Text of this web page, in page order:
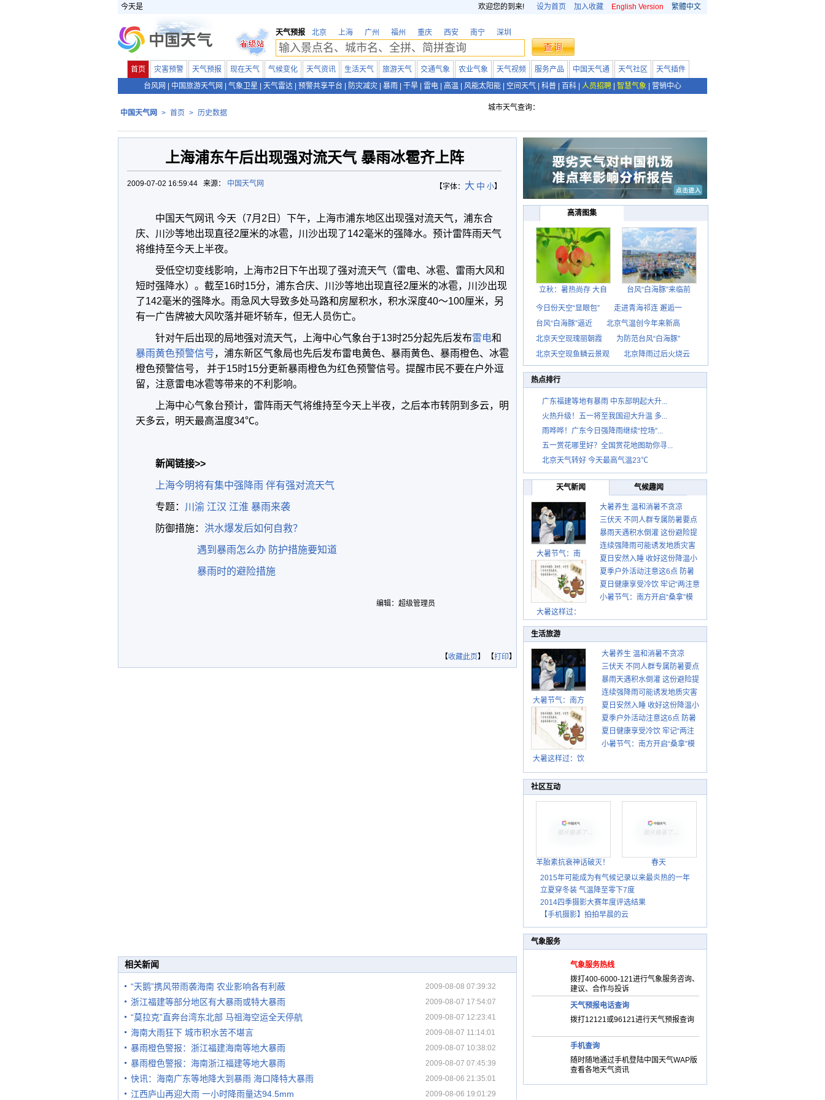
今天是 欢迎您的到来! 设为首页 加入收藏 English Version 繁體中文
天气预报 北京 上海 广州 福州 重庆 西安 南宁 深圳
首页 灾害预警 天气预报 现在天气 气候变化 天气资讯 生活天气 旅游天气 交通气象 农业气象 天气视频 服务产品 中国天气通 天气社区
天气插件
台风网
中国旅游天气网 气象卫星 天气雷达 预警共享平台 防灾减灾 暴雨 干旱 雷电 高温 风能太阳能 空间天气 科普 百科 人员招聘 智慧气象 营销中心
中国天气网 > 首页 > 历史数据
城市天气查询：
上海浦东午后出现强对流天气 暴雨冰雹齐上阵
【字体： 大 中 小】
2009-07-02 16:59:44 来源： 中国天气网
中国天气网讯 今天（7月2日）下午，上海市浦东地区出现强对流天气，浦东合
庆、川沙等地出现直径2厘米的冰雹，川沙出现了142毫米的强降水。预计雷阵雨天气
将维持至今天上半夜。
受低空切变线影响，上海市2日下午出现了强对流天气（雷电、冰雹、雷雨大风和
短时强降水）。截至16时15分，浦东合庆、川沙等地出现直径2厘米的冰雹，川沙出现
了142毫米的强降水。雨急风大导致多处马路和房屋积水，积水深度40～100厘米，另
有一广告牌被大风吹落并砸坏轿车，但无人员伤亡。
针对午后出现的局地强对流天气，上海中心气象台于13时25分起先后发布雷电和
暴雨黄色预警信号，浦东新区气象局也先后发布雷电黄色、暴雨黄色、暴雨橙色、冰雹
橙色预警信号， 并于15时15分更新暴雨橙色为红色预警信号。提醒市民不要在户外逗
留，注意雷电冰雹等带来的不利影响。
上海中心气象台预计，雷阵雨天气将维持至今天上半夜，之后本市转阴到多云，明
天多云，明天最高温度34℃。
新闻链接>>
上海今明将有集中强降雨 伴有强对流天气
专题： 川渝 江汉 江淮 暴雨来袭
防御措施： 洪水爆发后如何自救？
遇到暴雨怎么办 防护措施要知道
暴雨时的避险措施
编辑：超级管理员
【收藏此页】 【打印】
相关新闻
“天鹅”携风带雨袭海南 农业影响各有利蔽 2009-08-08 07:39:32
浙江福建等部分地区有大暴雨或特大暴雨 2009-08-07 17:54:07
“莫拉克”直奔台湾东北部 马祖海空运全天停航 2009-08-07 12:23:41
海南大雨狂下 城市积水苦不堪言 2009-08-07 11:14:01
暴雨橙色警报：浙江福建海南等地大暴雨 2009-08-07 10:38:02
暴雨橙色警报：海南浙江福建等地大暴雨 2009-08-07 07:45:39
快讯：海南广东等地降大到暴雨 海口降特大暴雨 2009-08-06 21:35:01
江西庐山再迎大雨 一小时降雨量达94.5mm 2009-08-06 19:01:29
高清图集
立秋：暑热尚存 大自 台风“白海豚”来临前
今日份天空“显眼包”
走进青海祁连 邂逅一
台风“白海豚”逼近
北京气温创今年来新高
北京天空现瑰丽朝霞
为防范台风“白海豚”
北京天空现鱼鳞云景观
北京降雨过后火烧云
热点排行
广东福建等地有暴雨 中东部明起大升...
火热升级！五一将至我国迎大升温 多...
雨哗哗！广东今日强降雨继续“控场”...
五一赏花哪里好？全国赏花地图助你寻...
北京天气转好 今天最高气温23℃
天气新闻 气候趣闻
大暑节气：南
大暑这样过：
大暑养生 温和消暑不贪凉
三伏天 不同人群专属防暑要点
请收好
暴雨天遇积水倒灌 这份避险提
示请收好
连续强降雨可能诱发地质灾害
这些前兆要知道
夏日安然入睡 收好这份降温小
贴士
夏季户外活动注意这6点 防暑
健身两不误
夏日健康享受冷饮 牢记“两注意
一控制”
小暑节气：南方开启“桑拿”模
生活旅游
大暑节气：南方
暑热盛行防伏旱
北方雨季陆续开
启
大暑这样过：饮
湿热保健康
大暑养生 温和消暑不贪凉
三伏天 不同人群专属防暑要点
请收好
暴雨天遇积水倒灌 这份避险提
示请收好
连续强降雨可能诱发地质灾害
这些前兆要知道
夏日安然入睡 收好这份降温小
贴士
夏季户外活动注意这6点 防暑
健身两不误
夏日健康享受冷饮 牢记“两注
意一控制”
小暑节气：南方开启“桑拿”模
社区互动
羊胎素抗衰神话破灭！
春天
2015年可能成为有气候记录以来最炎热的一年
立夏穿冬装 气温降至零下7度
2014四季摄影大赛年度评选结果
【手机摄影】拍拍早晨的云
气象服务
气象服务热线
拨打400-6000-121进行气象服务咨询、
建议、合作与投诉
天气预报电话查询
拨打12121或96121进行天气预报查询
手机查询
随时随地通过手机登陆中国天气WAP版
查看各地天气资讯